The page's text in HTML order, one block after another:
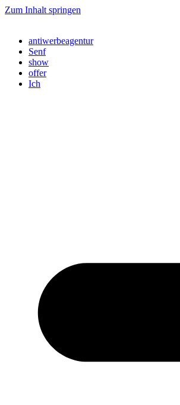
Zum Inhalt springen
antiwerbeagentur
Senf
show
offer
Ich